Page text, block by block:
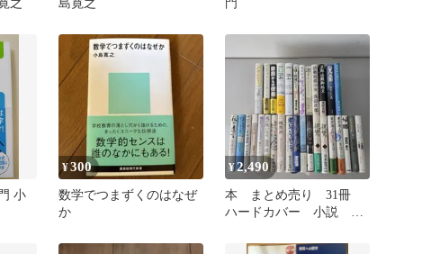
之
島寛之
門
小
¥300
数学でつまずくのはなぜ
か
¥2,490
本 まとめ売り 31冊
ハードカバー 小説 大